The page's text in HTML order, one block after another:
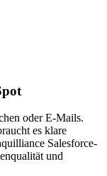
oder E-Mails.
es klare
Salesforce-
und